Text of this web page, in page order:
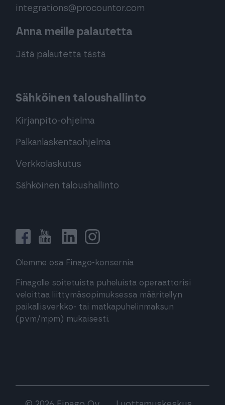
integrations@procountor.com
Anna meille palautetta
Jätä palautetta tästä
Sähköinen taloushallinto
Kirjanpito-ohjelma
Palkanlaskentaohjelma
Verkkolaskutus
Sähköinen taloushallinto
Olemme osa Finago-konsernia
Finagolle soitetuista puheluista operaattorisi
veloittaa liittymäsopimuksessa määritellyn
paikallisverkko- tai matkapuhelinmaksun
(pvm/mpm) mukaisesti.